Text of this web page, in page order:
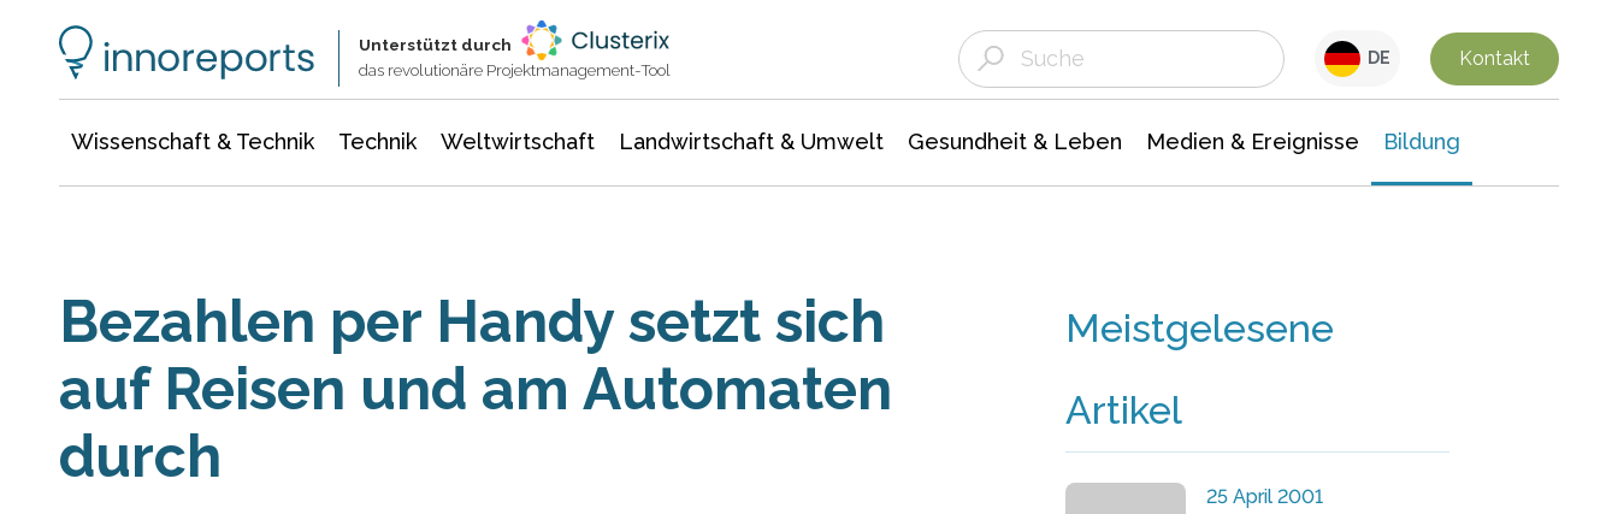
Unterstützt durch
das revolutionäre Projektmanagement-Tool
DE Kontakt
Wissenschaft & Technik Technik Weltwirtschaft Landwirtschaft & Umwelt Gesundheit & Leben Medien & Ereignisse Bildung
Bezahlen per Handy setzt sich
auf Reisen und am Automaten
durch
Meistgelesene
Artikel
25 April 2001